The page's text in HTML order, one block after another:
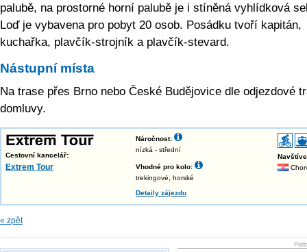
palubě, na prostorné horní palubě je i stíněná vyhlídková
Loď je vybavena pro pobyt 20 osob. Posádku tvoří kapitán,
kuchařka, plavčík-strojník a plavčík-stevard.
Nástupní místa
Na trase přes Brno nebo České Budějovice dle odjezdové
domluvy.
Cestovní kancelář:
Extrem Tour
Náročnost:
nízká - střední
Vhodné pro kolo:
trekingové, horské
Detaily zájezdu
« zpět